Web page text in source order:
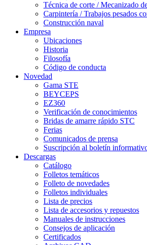
Técnica de corte / Mecanizado
Carpintería / Trabajos pesados
Construcción naval
Empresa
Ubicaciones
Historia
Filosofía
Código de conducta
Novedad
Gama STE
BEYCEPS
EZ360
Verificación de conocimientos
Bridas de amarre rápido STC
Ferias
Comunicados de prensa
Suscripción al boletín
Descargas
Catálogo
Folletos temáticos
Folleto de novedades
Folletos individuales
Lista de precios
Lista de accesorios y repuestos
Manuales de instrucciones
Consejos de aplicación
Certificados